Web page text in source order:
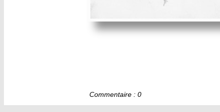
Commentaire : 0